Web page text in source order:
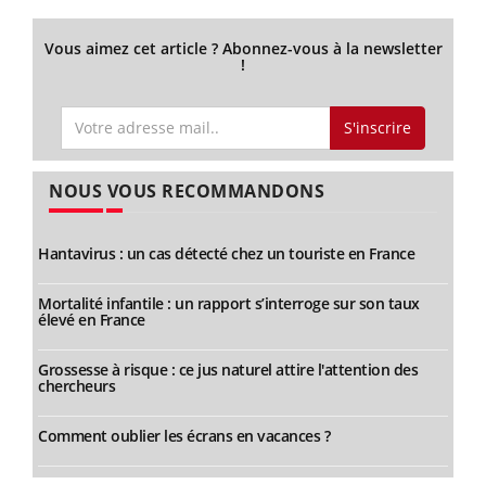
Vous aimez cet article ? Abonnez-vous à la newsletter
!
S'inscrire
NOUS VOUS RECOMMANDONS
Hantavirus : un cas détecté chez un touriste en France
Mortalité infantile : un rapport s’interroge sur son taux
élevé en France
Grossesse à risque : ce jus naturel attire l'attention des
chercheurs
Comment oublier les écrans en vacances ?